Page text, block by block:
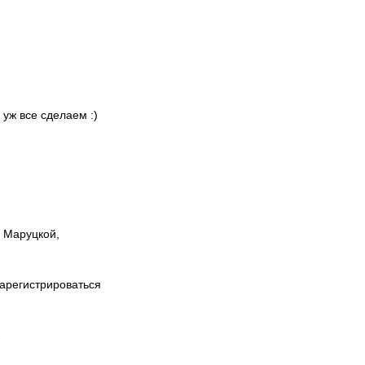
уж все сделаем :)